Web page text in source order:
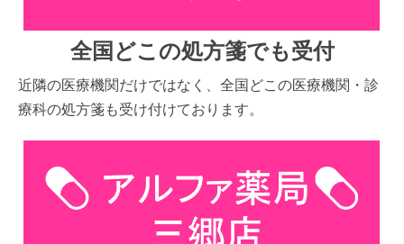
全国どこの処方箋でも受付
近隣の医療機関だけではなく、全国どこの医療機関・診
療科の処方箋も受け付けております。